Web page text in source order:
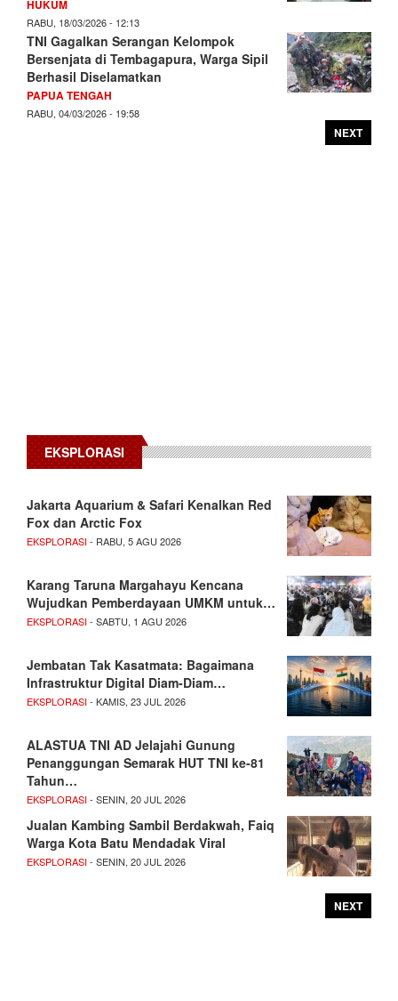
HUKUM
RABU, 18/03/2026 - 12:13
TNI Gagalkan Serangan Kelompok
Bersenjata di Tembagapura, Warga Sipil
Berhasil Diselamatkan
PAPUA TENGAH
RABU, 04/03/2026 - 19:58
NEXT
EKSPLORASI
Jakarta Aquarium & Safari Kenalkan Red
Fox dan Arctic Fox
EKSPLORASI- RABU, 5 AGU 2026
Karang Taruna Margahayu Kencana
Wujudkan Pemberdayaan UMKM untuk…
EKSPLORASI- SABTU, 1 AGU 2026
Jembatan Tak Kasatmata: Bagaimana
Infrastruktur Digital Diam-Diam…
EKSPLORASI- KAMIS, 23 JUL 2026
ALASTUA TNI AD Jelajahi Gunung
Penanggungan Semarak HUT TNI ke-81
Tahun…
EKSPLORASI- SENIN, 20 JUL 2026
Jualan Kambing Sambil Berdakwah, Faiq
Warga Kota Batu Mendadak Viral
EKSPLORASI- SENIN, 20 JUL 2026
NEXT